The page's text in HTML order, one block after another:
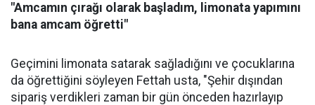
"Amcamın çırağı olarak başladım, limonata yapımını
bana amcam öğretti"
Geçimini limonata satarak sağladığını ve çocuklarına
da öğrettiğini söyleyen Fettah usta, "Şehir dışından
sipariş verdikleri zaman bir gün önceden hazırlayıp